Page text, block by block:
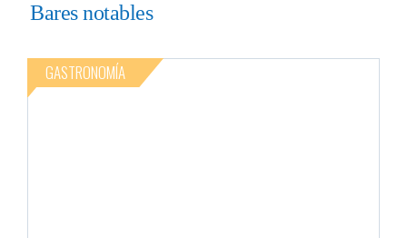
Bares notables
GASTRONOMÍA